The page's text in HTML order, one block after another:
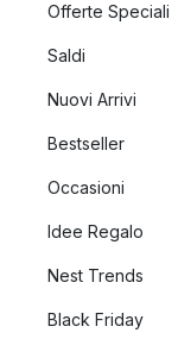
Offerte Speciali
Saldi
Nuovi Arrivi
Bestseller
Occasioni
Idee Regalo
Nest Trends
Black Friday